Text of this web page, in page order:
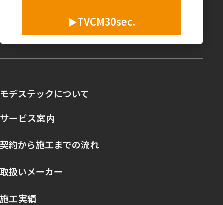
TVCM30sec.
モデステックについて
サービス案内
契約から施工までの流れ
取扱いメーカー
施工実績